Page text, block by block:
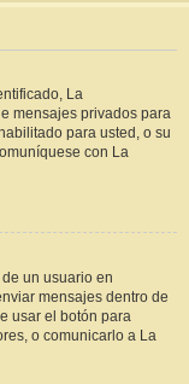
La
mensajes privados para
para usted, o su
con La
un usuario en
mensajes dentro de
usar el botón para
o comunicarlo a La